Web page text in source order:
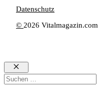
© 2026 Vitalmagazin.com
Datenschutz
Schließen
Suche
nach: